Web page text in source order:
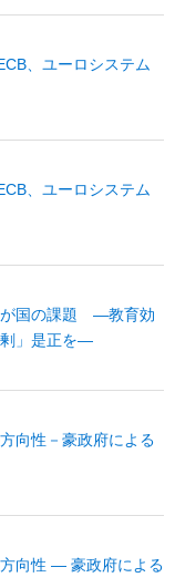
、ユーロシステム
、ユーロシステム
が国の課題 ―教育効
剰」是正を―
向性－豪政府による
向性 ― 豪政府による